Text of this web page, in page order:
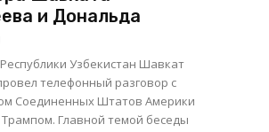
и Дональда
Узбекистан Шавкат
телефонный разговор с
Соединенных Штатов Америки
Главной темой беседы